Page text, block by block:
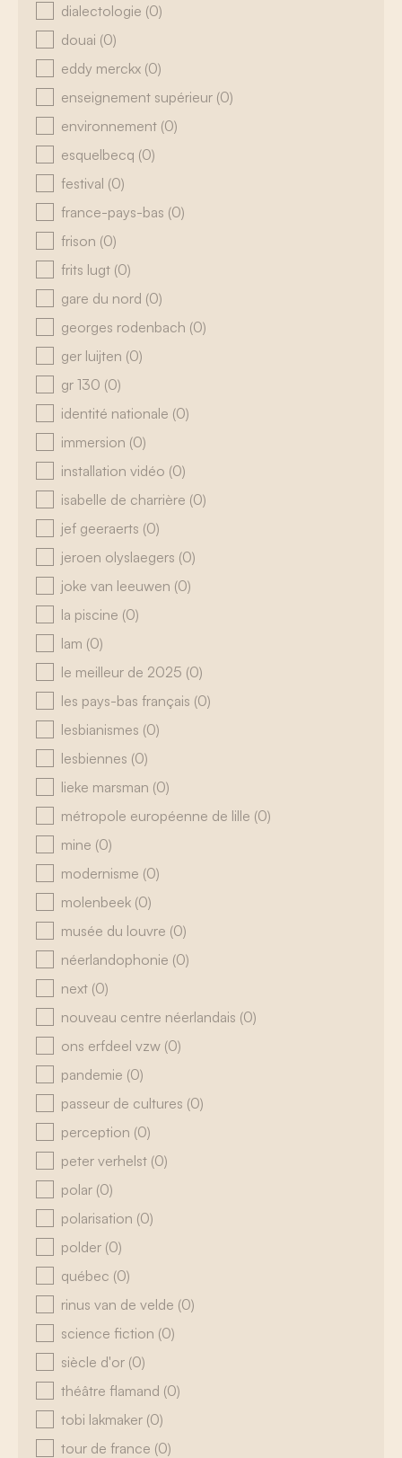
dialectologie (0)
douai (0)
eddy merckx (0)
enseignement supérieur (0)
environnement (0)
esquelbecq (0)
festival (0)
france-pays-bas (0)
frison (0)
frits lugt (0)
gare du nord (0)
georges rodenbach (0)
ger luijten (0)
gr 130 (0)
identité nationale (0)
immersion (0)
installation vidéo (0)
isabelle de charrière (0)
jef geeraerts (0)
jeroen olyslaegers (0)
joke van leeuwen (0)
la piscine (0)
lam (0)
le meilleur de 2025 (0)
les pays-bas français (0)
lesbianismes (0)
lesbiennes (0)
lieke marsman (0)
métropole européenne de lille (0)
mine (0)
modernisme (0)
molenbeek (0)
musée du louvre (0)
néerlandophonie (0)
next (0)
nouveau centre néerlandais (0)
ons erfdeel vzw (0)
pandemie (0)
passeur de cultures (0)
perception (0)
peter verhelst (0)
polar (0)
polarisation (0)
polder (0)
québec (0)
rinus van de velde (0)
science fiction (0)
siècle d'or (0)
théâtre flamand (0)
tobi lakmaker (0)
tour de france (0)